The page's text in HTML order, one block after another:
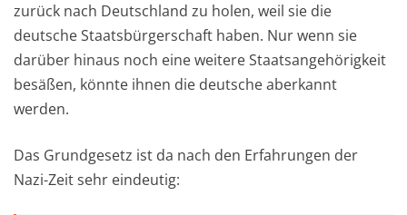
zurück nach Deutschland zu holen, weil sie die
deutsche Staatsbürgerschaft haben. Nur wenn sie
darüber hinaus noch eine weitere Staatsangehörigkeit
besäßen, könnte ihnen die deutsche aberkannt
werden.
Das Grundgesetz ist da nach den Erfahrungen der
Nazi-Zeit sehr eindeutig: